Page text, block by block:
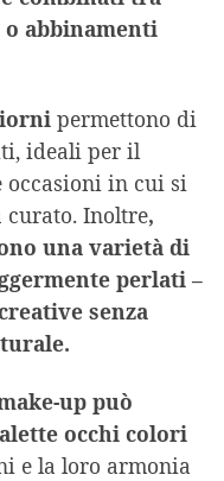
o abbinamenti
permettono di
ideali per il
occasioni in cui si
curato. Inoltre,
una varietà di
perlati –
senza
up può
occhi colori
e la loro armonia